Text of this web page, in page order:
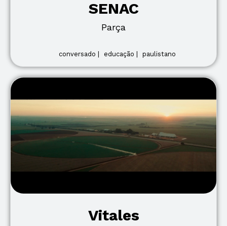
SENAC
Parça
conversado | educação | paulistano
Vitales